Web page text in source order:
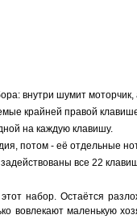
внутри шумит моторчик,
крайней правой
на каждую клавишу.
потом - её отдельные
все 22
набор. Остаётся
вовлекают маленькую